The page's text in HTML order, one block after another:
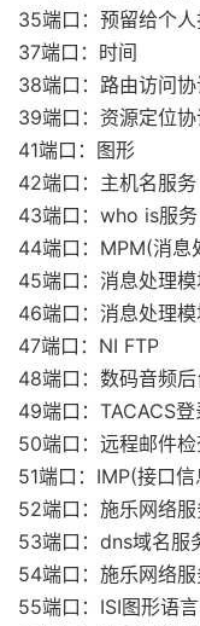
35端口：预留给个
37端口：时间
38端口：路由访问协
39端口：资源定位协
41端口：图形
42端口：主机名服务
43端口：who is服务
44端口：MPM(消息
45端口：消息处理
46端口：消息处理
47端口：NI FTP
48端口：数码音频
49端口：TACACS
50端口：远程邮件
51端口：IMP(接口
52端口：施乐网络
53端口：dns域名服
54端口：施乐网络
55端口：ISI图形语言